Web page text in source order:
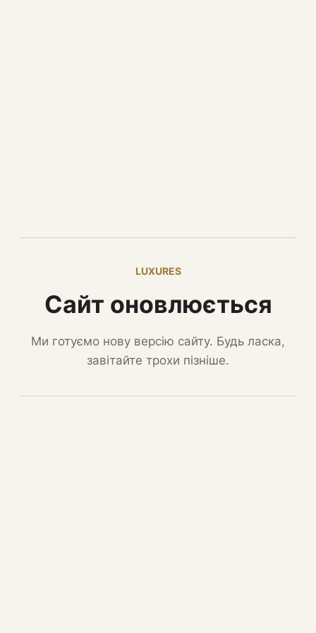
LUXURES
Сайт оновлюється
Ми готуємо нову версію сайту. Будь ласка,
завітайте трохи пізніше.